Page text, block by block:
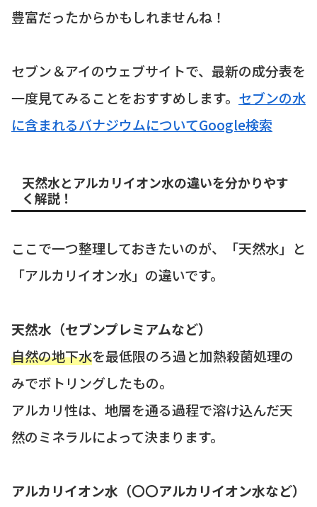
豊富だったからかもしれませんね！
セブン＆アイのウェブサイトで、最新の成分表を
一度見てみることをおすすめします。 セブンの水
に含まれるバナジウムについてGoogle検索
天然水とアルカリイオン水の違いを分かりやす
く解説！
ここで一つ整理しておきたいのが、「天然水」と
「アルカリイオン水」の違いです。
天然水（セブンプレミアムなど）
自然の地下水を最低限のろ過と加熱殺菌処理の
みでボトリングしたもの。
アルカリ性は、地層を通る過程で溶け込んだ天
然のミネラルによって決まります。
アルカリイオン水（〇〇アルカリイオン水など）